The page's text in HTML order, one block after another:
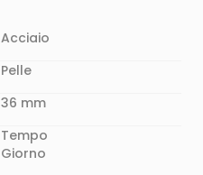
Acciaio
Pelle
36 mm
Tempo
Giorno